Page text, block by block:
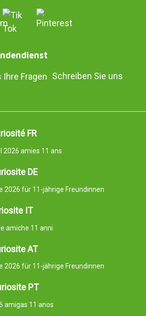
Schreiben Sie uns
FR
2026 amies 11 ans
DE
2026 für 11-jährige Freundinnen
IT
amiche 11 anni
AT
2026 für 11-jährige Freundinnen
PT
amigas 11 anos